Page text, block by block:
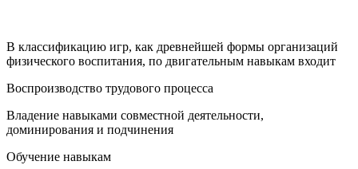
В классификацию игр, как древнейшей формы организаций
физического воспитания, по двигательным навыкам входит
Воспроизводство трудового процесса
Владение навыками совместной деятельности,
доминирования и подчинения
Обучение навыкам